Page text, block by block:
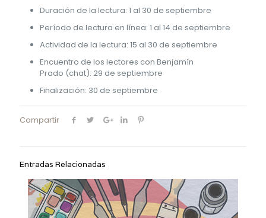
Duración de la lectura: 1 al 30 de septiembre
Período de lectura en línea: 1 al 14 de septiembre
Actividad de la lectura: 15 al 30 de septiembre
Encuentro de los lectores con Benjamín
Prado (chat): 29 de septiembre
Finalización: 30 de septiembre
Compartir
Entradas Relacionadas